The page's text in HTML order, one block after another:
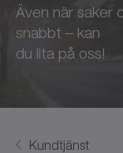
Även när saker
snabbt – kan
du lita på oss!
Kundtjänst